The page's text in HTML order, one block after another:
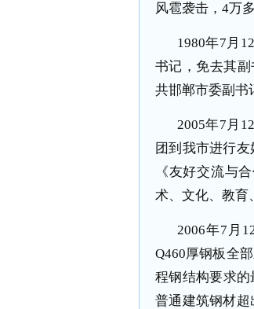
风雹袭击， 4万
1980年7 月 12
书记，免去其副
共邯郸市委副书
2005年7 月 12
团到我市进行
《友好交流与
术、文化、教育
2006年7 月
Q460厚钢板全
程钢结构要求的
普通建筑钢材